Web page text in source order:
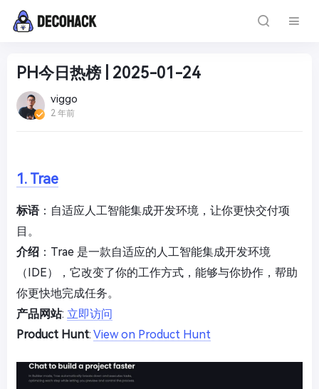
PH今日热榜 | 2025-01-24
viggo
2 年前
1. Trae
标语：自适应人工智能集成开发环境，让你更快交付项
目。
介绍 ：Trae 是一款自适应的人工智能集成开发环境
（IDE），它改变了你的工作方式，能够与你协作，帮助
你更快地完成任务。
产品网站: 立即访问
Product Hunt: View on Product Hunt